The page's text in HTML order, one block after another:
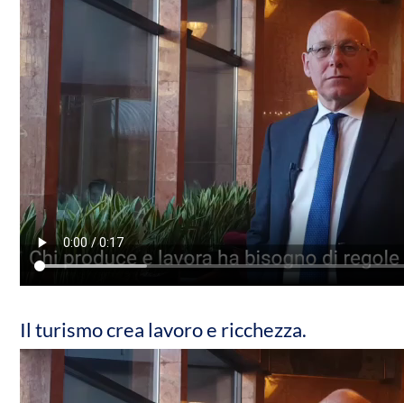
Il turismo crea lavoro e ricchezza.